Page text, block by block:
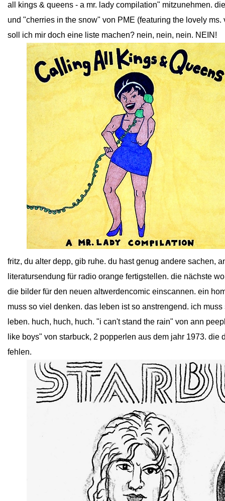
all kings & queens - a mr. lady compilation" mitzunehmen.
und "cherries in the snow" von PME (featuring the lovely
soll ich mir doch eine liste machen? nein, nein, nein. NEIN!
fritz, du alter depp, gib ruhe. du hast genug andere sachen,
literatursendung für radio orange fertigstellen. die nächste
die bilder für den neuen altwerdencomic einscannen. ein
muss so viel denken. das leben ist so anstrengend. ich
leben. huch, huch, huch. "i can't stand the rain" von ann
like boys" von starbuck, 2 popperlen aus dem jahr 1973. die
fehlen.